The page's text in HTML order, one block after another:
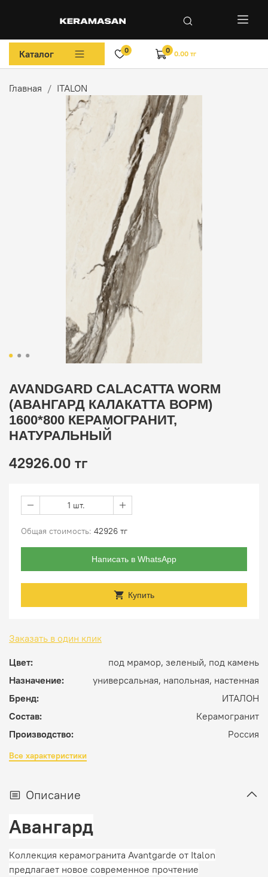
Каталог 0 0 0.00 тг
Главная ITALON
AVANDGARD CALACATTA WORM
(АВАНГАРД КАЛАКАТТА ВОРМ)
1600*800 КЕРАМОГРАНИТ,
НАТУРАЛЬНЫЙ
42926.00 тг
1 шт.
Общая стоимость: 42926 тг
Написать в WhatsApp
Купить
Заказать в один клик
Цвет:
под мрамор, зеленый, под камень
Назначение:
универсальная, напольная, настенная
Бренд:
ИТАЛОН
Состав:
Керамогранит
Производство:
Россия
Все характеристики
Описание
Авангард
Коллекция керамогранита Avantgarde от Italon
предлагает новое современное прочтение